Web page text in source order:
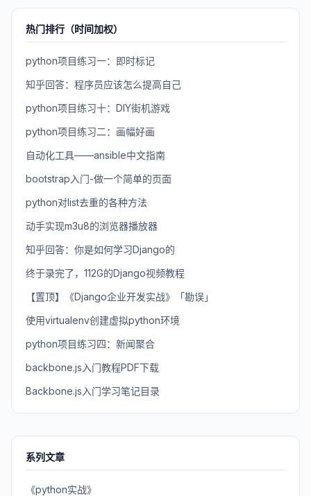
热门排行（时间加权）
python项目练习一：即时标记
知乎回答：程序员应该怎么提高自己
python项目练习十：DIY街机游戏
python项目练习二：画幅好画
自动化工具——ansible中文指南
bootstrap入门-做一个简单的页面
python对list去重的各种方法
动手实现m3u8的浏览器播放器
知乎回答：你是如何学习Django的
终于录完了，112G的Django视频教程
【置顶】《Django企业开发实战》「勘误」
使用virtualenv创建虚拟python环境
python项目练习四：新闻聚合
backbone.js入门教程PDF下载
Backbone.js入门学习笔记目录
系列文章
《python实战》